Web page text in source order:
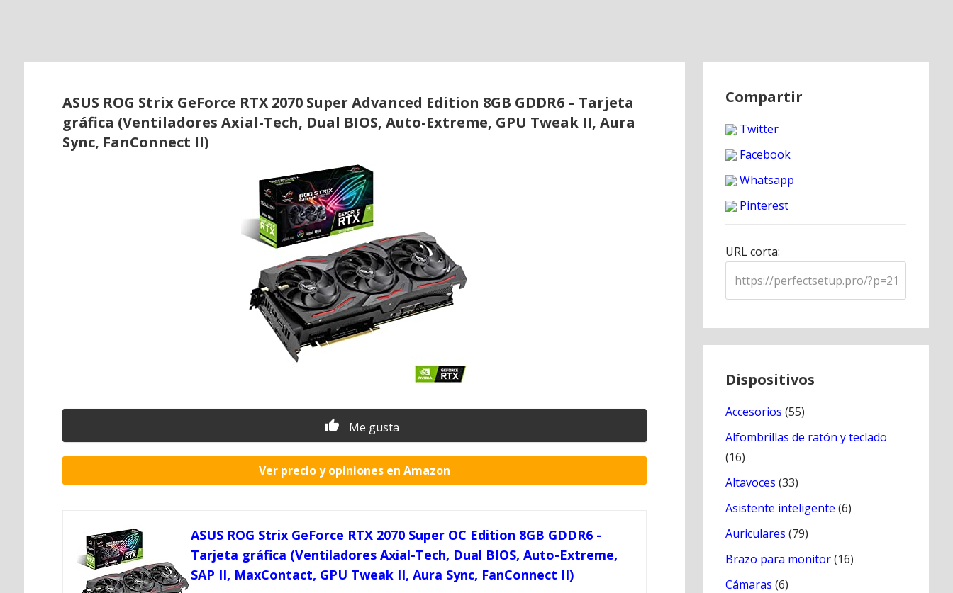
ASUS ROG Strix GeForce RTX 2070 Super Advanced Edition 8GB GDDR6 – Tarjeta
gráfica (Ventiladores Axial-Tech, Dual BIOS, Auto-Extreme, GPU Tweak II, Aura
Sync, FanConnect II)
Me gusta
Ver precio y opiniones en Amazon
ASUS ROG Strix GeForce RTX 2070 Super OC Edition 8GB GDDR6 -
Tarjeta gráfica (Ventiladores Axial-Tech, Dual BIOS, Auto-Extreme,
SAP II, MaxContact, GPU Tweak II, Aura Sync, FanConnect II)
Compartir
Twitter
Facebook
Whatsapp
Pinterest
URL corta:
Dispositivos
Accesorios (55)
Alfombrillas de ratón y teclado
(16)
Altavoces (33)
Asistente inteligente (6)
Auriculares (79)
Brazo para monitor(16)
Cámaras (6)